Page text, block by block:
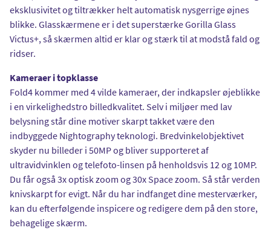
eksklusivitet og tiltrækker helt automatisk nysgerrige øjnes
blikke. Glasskærmene er i det superstærke Gorilla Glass
Victus+, så skærmen altid er klar og stærk til at modstå fald og
ridser.
Kameraer i topklasse
Fold4 kommer med 4 vilde kameraer, der indkapsler øjeblikke
i en virkelighedstro billedkvalitet. Selv i miljøer med lav
belysning står dine motiver skarpt takket være den
indbyggede Nightography teknologi. Bredvinkelobjektivet
skyder nu billeder i 50MP og bliver supporteret af
ultravidvinklen og telefoto-linsen på henholdsvis 12 og 10MP.
Du får også 3x optisk zoom og 30x Space zoom. Så står verden
knivskarpt for evigt. Når du har indfanget dine mesterværker,
kan du efterfølgende inspicere og redigere dem på den store,
behagelige skærm.